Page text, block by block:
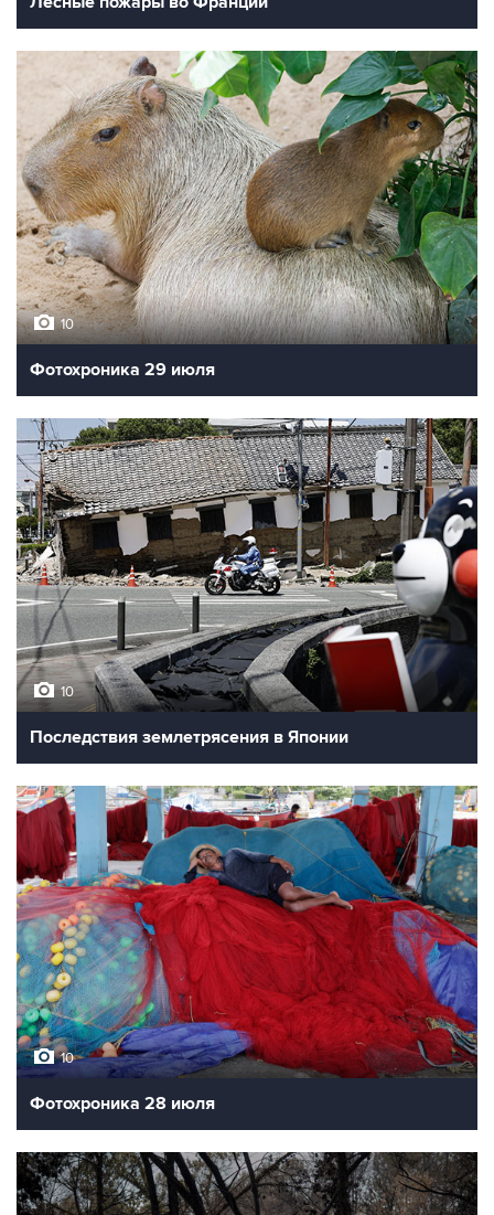
10
Фотохроника 29 июля
10
Последствия землетрясения в Японии
10
Фотохроника 28 июля